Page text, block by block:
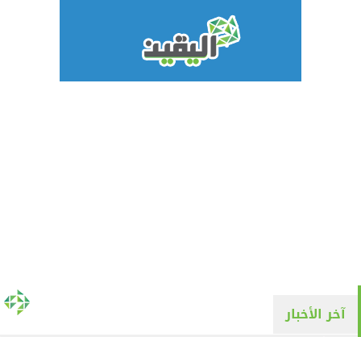
آخر الأخبار